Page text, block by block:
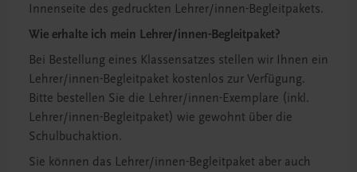
Innenseite des gedruckten Lehrer/innen-Begleitpakets.
Wie erhalte ich mein Lehrer/innen-Begleitpaket?
Bei Bestellung eines Klassensatzes stellen wir Ihnen ein
Lehrer/innen-Begleitpaket kostenlos zur Verfügung.
Bitte bestellen Sie die Lehrer/innen-Exemplare (inkl.
Lehrer/innen-Begleitpaket) wie gewohnt über die
Schulbuchaktion.
Sie können das Lehrer/innen-Begleitpaket aber auch